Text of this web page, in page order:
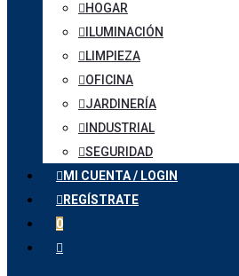
HOGAR
ILUMINACIÓN
LIMPIEZA
OFICINA
JARDINERÍA
INDUSTRIAL
SEGURIDAD
MI CUENTA / LOGIN
REGÍSTRATE
0